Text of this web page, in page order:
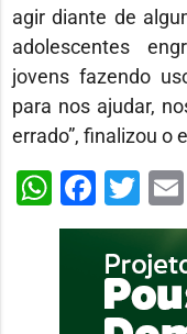
agir diante de
adolescentes
jovens fazendo
para nos ajudar,
errado”, finalizou o